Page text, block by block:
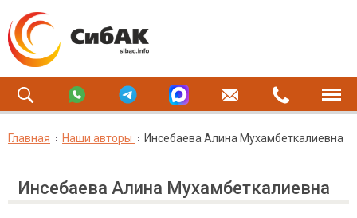
Главная Наши авторы Инсебаева Алина Мухамбеткалиевна
Инсебаева Алина Мухамбеткалиевна